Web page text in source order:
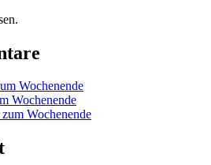
Wochenende
Wochenende
Wochenende